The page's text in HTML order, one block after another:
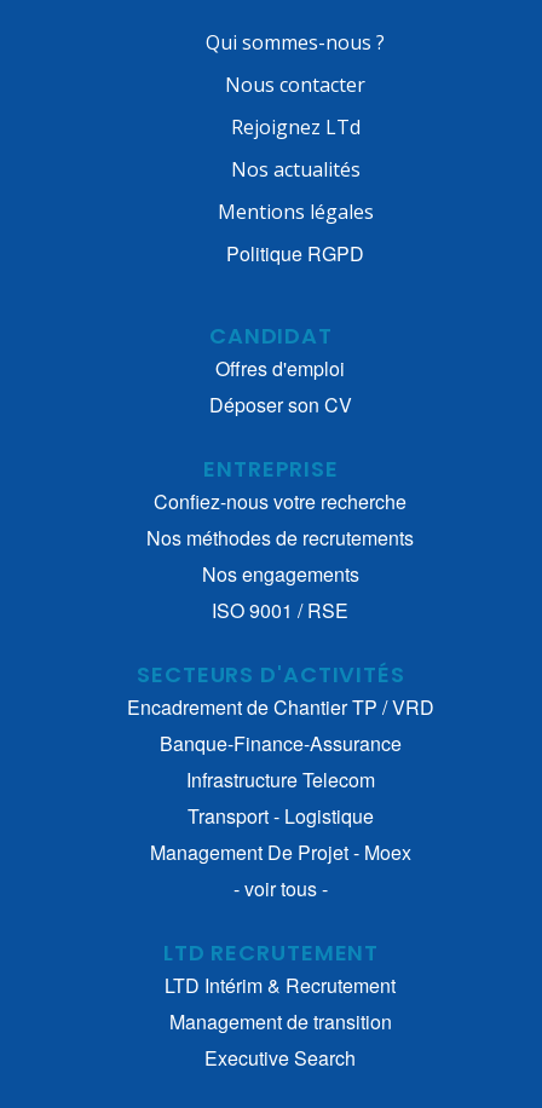
Qui sommes-nous ?
Nous contacter
Rejoignez LTd
Nos actualités
Mentions légales
Politique RGPD
CANDIDAT
Offres d'emploi
Déposer son CV
ENTREPRISE
Confiez-nous votre recherche
Nos méthodes de recrutements
Nos engagements
ISO 9001 / RSE
SECTEURS D'ACTIVITÉS
Encadrement de Chantier TP / VRD
Banque-Finance-Assurance
Infrastructure Telecom
Transport - Logistique
Management De Projet - Moex
- voir tous -
LTD RECRUTEMENT
LTD Intérim & Recrutement
Management de transition
Executive Search